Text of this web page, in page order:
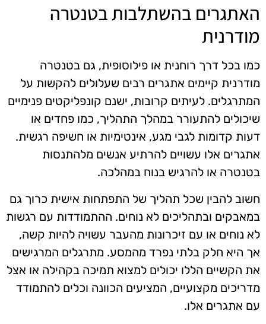
האתגרים בהשתלבות בטנטרה
מודרנית
כמו בכל דרך רוחנית או פילוסופית, גם בטנטרה
מודרנית קיימים אתגרים רבים שעלולים להקשות על
המתרגלים. לעיתים קרובות, ישנם קונפליקטים פנימיים
שיכולים להתעורר במהלך התהליך, כמו פחדים או
דעות קדומות לגבי מגע, אינטימיות או חשיפה רגשית.
אתגרים אלו עשויים להרתיע אנשים מלהתנסות
בטנטרה או להרגיש בנוח במהלכה.
חשוב להבין שכל תהליך של התפתחות אישית כרוך גם
במאבקים ובתהליכים לא נוחים. ההתמודדות עם רגשות
לא נוחים או עם זיכרונות מהעבר עשויה להיות קשה,
אך היא חלק בלתי נפרד מהמסע. מתרגלים המרגישים
את הקשיים הללו יכולים למצוא תמיכה בקהילה או אצל
מדריכים מקצועיים, המציעים הכוונה וכלים להתמודד
עם אתגרים אלו.